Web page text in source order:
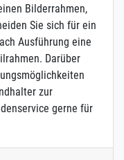
Bilderrahmen,
Sie sich für ein
Ausführung eine
Darüber
zur
gerne für